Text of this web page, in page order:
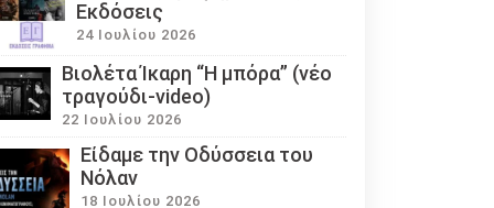
Εκδόσεις
24 Ιουλίου 2026
Βιολέτα Ίκαρη “Η μπόρα” (νέο
τραγούδι-video)
22 Ιουλίου 2026
Eίδαμε την Οδύσσεια του
Νόλαν
18 Ιουλίου 2026